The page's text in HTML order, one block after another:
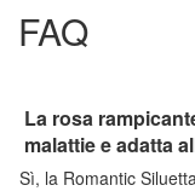
FAQ
La rosa
malattie e adatta
Sì, la Romantic